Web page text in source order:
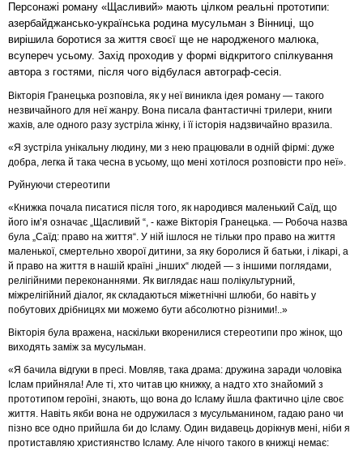
Персонажі роману «Щасливий» мають цілком реальні прототипи:
азербайджансько-українська родина мусульман з Вінниці, що
вирішила боротися за життя своєї ще не народженого малюка,
всупереч усьому. Захід проходив у формі відкритого спілкування
автора з гостями, після чого відбулася автограф-сесія.
Вікторія Гранецька розповіла, як у неї виникла ідея роману — такого
незвичайного для неї жанру. Вона писала фантастичні трилери, книги
жахів, але одного разу зустріла жінку, і її історія надзвичайно вразила.
«Я зустріла унікальну людину, ми з нею працювали в одній фірмі: дуже
добра, легка й така чесна в усьому, що мені хотілося розповісти про неї».
Руйнуючи стереотипи
«Книжка почала писатися після того, як народився маленький Саїд, що
його ім’я означає „Щасливий “, - каже Вікторія Гранецька. — Робоча назва
була „Саїд: право на життя“. У ній ішлося не тільки про право на життя
маленької, смертельно хворої дитини, за яку боролися й батьки, і лікарі, а
й право на життя в нашій країні „інших“ людей — з іншими поглядами,
релігійними переконаннями. Як виглядає наш полікультурний,
міжрелігійний діалог, як складаються міжетнічні шлюби, бо навіть у
побутових дрібницях ми можемо бути абсолютно різними!..»
Вікторія була вражена, наскільки вкоренилися стереотипи про жінок, що
виходять заміж за мусульман.
«Я бачила відгуки в пресі. Мовляв, така драма: дружина заради чоловіка
Іслам прийняла! Але ті, хто читав цю книжку, а надто хто знайомий з
прототипом героїні, знають, що вона до Ісламу йшла фактично ціле своє
життя. Навіть якби вона не одружилася з мусульманином, гадаю рано чи
пізно все одно прийшла би до Ісламу. Один видавець дорікнув мені, ніби я
протиставляю християнство Ісламу. Але нічого такого в книжці немає: